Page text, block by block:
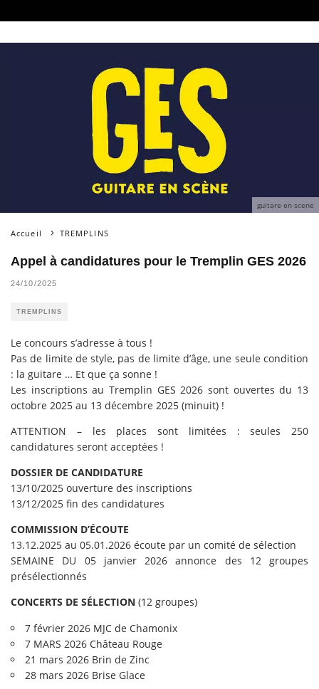
guitare en scene
Accueil TREMPLINS
Appel à candidatures pour le Tremplin GES 2026
24/10/2025
TREMPLINS
Le concours s’adresse à tous !
Pas de limite de style, pas de limite d’âge, une seule condition
: la guitare … Et que ça sonne !
Les inscriptions au Tremplin GES 2026 sont ouvertes du 13
octobre 2025 au 13 décembre 2025 (minuit) !
ATTENTION – les places sont limitées : seules 250
candidatures seront acceptées !
DOSSIER DE CANDIDATURE
13/10/2025 ouverture des inscriptions
13/12/2025 fin des candidatures
COMMISSION D’ÉCOUTE
13.12.2025 au 05.01.2026 écoute par un comité de sélection
SEMAINE DU 05 janvier 2026 annonce des 12 groupes
présélectionnés
CONCERTS DE SÉLECTION (12 groupes)
7 février 2026 MJC de Chamonix
7 MARS 2026 Château Rouge
21 mars 2026 Brin de Zinc
28 mars 2026 Brise Glace